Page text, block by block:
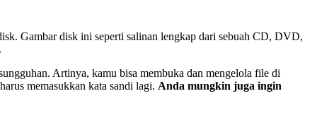
Gambar disk ini seperti salinan lengkap dari sebuah CD, DVD,
Artinya, kamu bisa membuka dan mengelola file di
memasukkan kata sandi lagi. Anda mungkin juga ingin